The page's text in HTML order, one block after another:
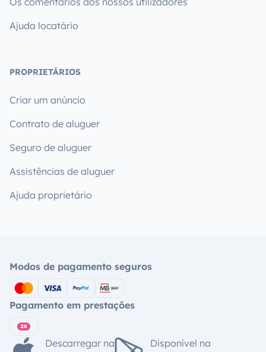
Ajuda locatário
PROPRIETÁRIOS
Criar um anúncio
Contrato de aluguer
Seguro de aluguer
Assistências de aluguer
Ajuda proprietário
Modos de pagamento seguros
Pagamento em prestações
Descarregar na
Disponível na